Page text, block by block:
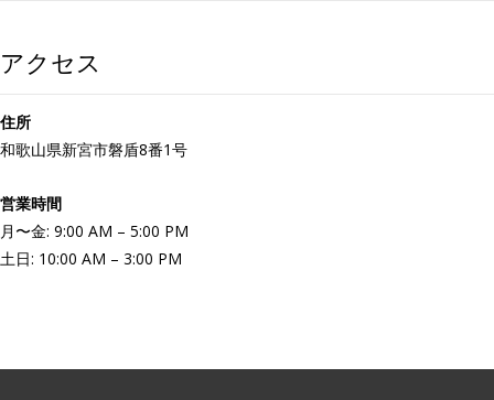
アクセス
住所
和歌山県新宮市磐盾8番1号
営業時間
月〜金: 9:00 AM – 5:00 PM
土日: 10:00 AM – 3:00 PM